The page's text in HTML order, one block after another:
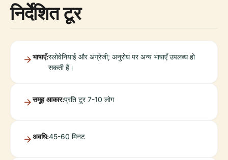
निर्देशित टूर
भाषाएँ:स्लोवेनियाई और अंग्रेजी; अनुरोध पर अन्य भाषाएँ उपलब्ध हो
सकती हैं।
समूह आकार:प्रति टूर 7-10 लोग
अवधि:45-60 मिनट